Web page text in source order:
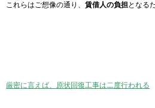
これらはご想像の通り、 賃借人の負担となる
厳密に言えば、原状回復工事は二度行われる